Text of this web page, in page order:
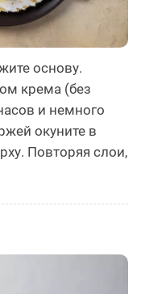
основу.
крема (без
и немного
окуните в
Повторяя слои,